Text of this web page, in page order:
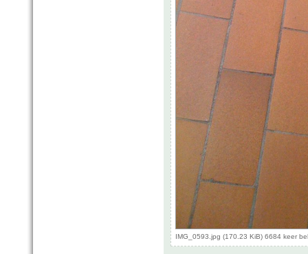
IMG_0593.jpg (170.23 KiB) 6684 keer